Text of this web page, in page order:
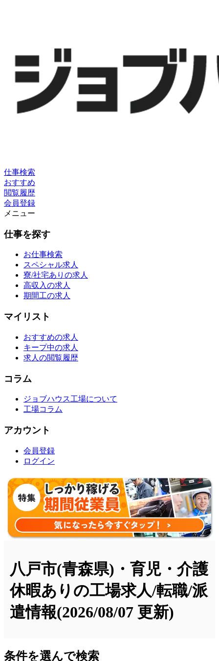
仕事検索
おすすめ
閲覧履歴
会員登録
メニュー
仕事を探す
お仕事検索
スペシャル求人
寮/社宅ありの求人
高収入の求人
期間工の求人
マイリスト
おすすめの求人
キープ中の求人
求人の閲覧履歴
コラム
ジョブハウス工場について
工場コラム
アカウント
会員登録
ログイン
八戸市(青森県)・育児・介護
休暇ありの工場求人/転職/派
遣情報(2026/08/07 更新)
条件を選んで検索